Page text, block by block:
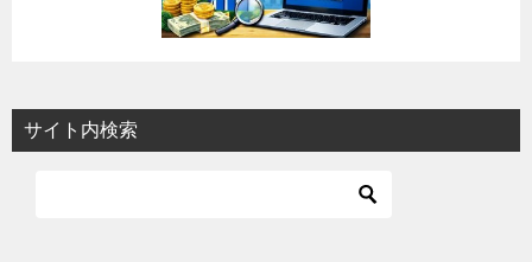
サイト内検索